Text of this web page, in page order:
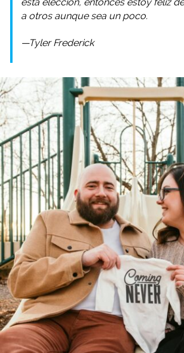
a otros aunque sea un poco.
—Tyler Frederick